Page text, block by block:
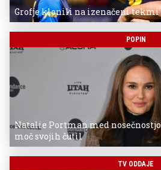
Grofje klonili na izenačeni
POPIN
Natalie Portman med
moč svojih čutil
TV ODDAJE